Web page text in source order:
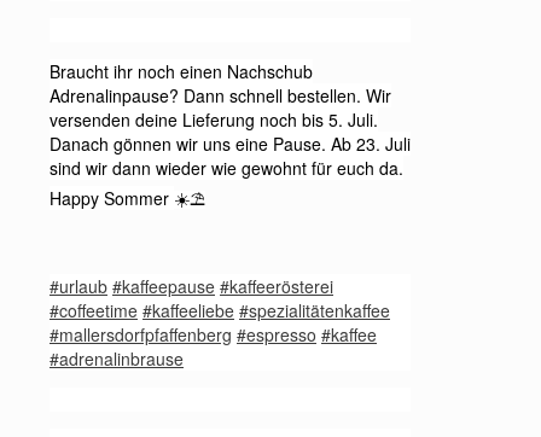
Braucht ihr noch einen Nachschub
Adrenalinpause? Dann schnell bestellen. Wir
versenden deine Lieferung noch bis 5. Juli.
Danach gönnen wir uns eine Pause. Ab 23. Juli
sind wir dann wieder wie gewohnt für euch da.
Happy Sommer ☀️⛱️
#urlaub #kaffeepause #kaffeerösterei
#coffeetime #kaffeeliebe #spezialitätenkaffee
#mallersdorfpfaffenberg #espresso #kaffee
#adrenalinbrause